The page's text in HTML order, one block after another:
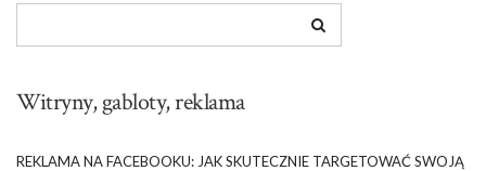
Witryny, gabloty, reklama
REKLAMA NA FACEBOOKU: JAK SKUTECZNIE TARGETOWAĆ SWOJĄ